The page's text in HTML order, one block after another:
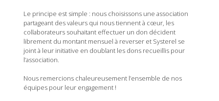
Le principe est simple : nous choisissons une association
partageant des valeurs qui nous tiennent à cœur, les
collaborateurs souhaitant effectuer un don décident
librement du montant mensuel à reverser et Systerel se
joint à leur initiative en doublant les dons recueillis pour
l’association.
Nous remercions chaleureusement l’ensemble de nos
équipes pour leur engagement !